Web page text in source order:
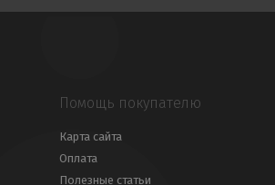
Помощь покупателю
Карта сайта
Оплата
Полезные статьи